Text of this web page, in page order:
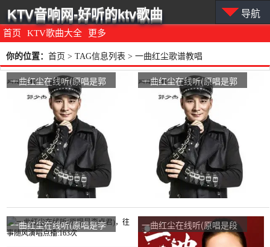
首页 KTV歌曲大全 更多
KTV音响网-好听的ktv歌曲 导航
你的位置： 首页 > TAG信息列表 > 一曲红尘歌谱教唱
一曲红尘在线听(原唱是郭
少杰)，向左文演唱点播:14
一曲红尘在线听(原唱是郭
少杰)，念旧演唱点播:67次
一曲红尘在线听(原唱是李
卓君)，往事随风演唱点
一曲红尘在线听(原唱是段
娟)，青青演唱点播:42次